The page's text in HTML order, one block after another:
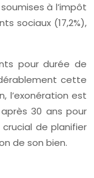
à l’impôt
sociaux (17,2%),
pour durée de
cette
l’exonération est
30 ans pour
de planifier
de son bien.